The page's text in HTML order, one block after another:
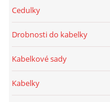
Cedulky
Drobnosti do kabelky
Kabelkové sady
Kabelky